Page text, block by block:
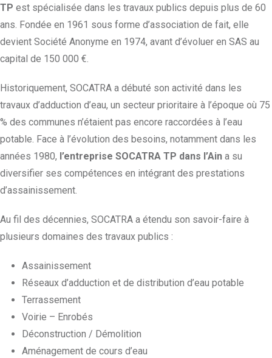
TP est spécialisée dans les travaux publics depuis plus de 60
ans. Fondée en 1961 sous forme d’association de fait, elle
devient Société Anonyme en 1974, avant d’évoluer en SAS au
capital de 150 000 €.
Historiquement, SOCATRA a débuté son activité dans les
travaux d’adduction d’eau, un secteur prioritaire à l’époque où 75
% des communes n’étaient pas encore raccordées à l’eau
potable. Face à l’évolution des besoins, notamment dans les
années 1980, l’entreprise SOCATRA TP dans l’Ain a su
diversifier ses compétences en intégrant des prestations
d’assainissement.
Au fil des décennies, SOCATRA a étendu son savoir-faire à
plusieurs domaines des travaux publics :
Assainissement
Réseaux d’adduction et de distribution d’eau potable
Terrassement
Voirie – Enrobés
Déconstruction / Démolition
Aménagement de cours d’eau